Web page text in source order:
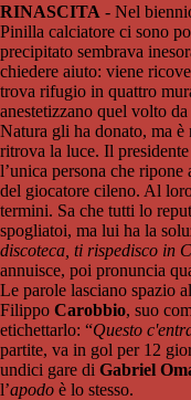
RINASCITA - Nel
Pinilla calciatore ci sono
precipitato sembrava
chiedere aiuto: viene
trova rifugio in quattro
anestetizzano quel volto
Natura gli ha donato, ma è
ritrova la luce. Il presidente
l’unica persona che
del giocatore cileno. Al
termini. Sa che tutti lo
spogliatoi, ma lui ha la
discoteca, ti rispedisco in
annuisce, poi pronuncia
Le parole lasciano spazio
Filippo Carobbio, suo
etichettarlo: “Questo
partite, va in gol per 12
undici gare di Gabriel
l’apodo è lo stesso.